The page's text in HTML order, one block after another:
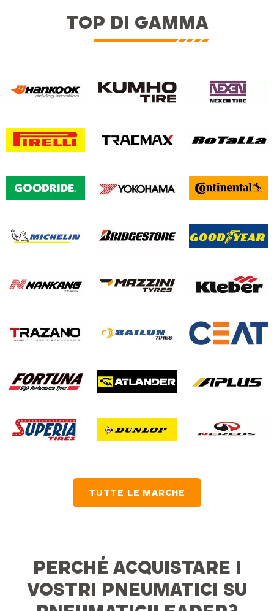
TOP DI GAMMA
TUTTE LE MARCHE
PERCHÉ ACQUISTARE I
VOSTRI PNEUMATICI SU